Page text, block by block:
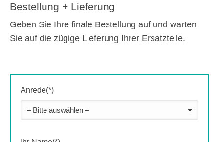
Bestellung + Lieferung
Geben Sie Ihre finale Bestellung auf und warten
Sie auf die zügige Lieferung Ihrer Ersatzteile.
Anrede(*)